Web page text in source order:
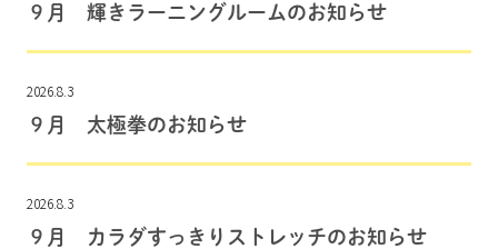
９月 輝きラーニングルームのお知らせ
2026.8.3
９月 太極拳のお知らせ
2026.8.3
９月 カラダすっきりストレッチのお知らせ